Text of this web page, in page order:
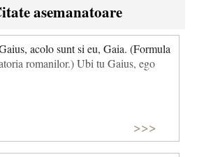
asemanatoare
acolo sunt si eu, Gaia. (Formula
romanilor.) Ubi tu Gaius, ego
>>>